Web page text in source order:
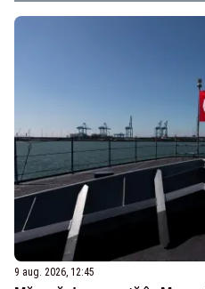
9 aug. 2026, 12:45